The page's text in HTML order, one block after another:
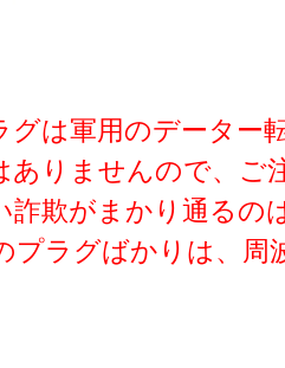
は軍用のデーター
ありませんので、ご
詐欺がまかり通るの
プラグばかりは、周